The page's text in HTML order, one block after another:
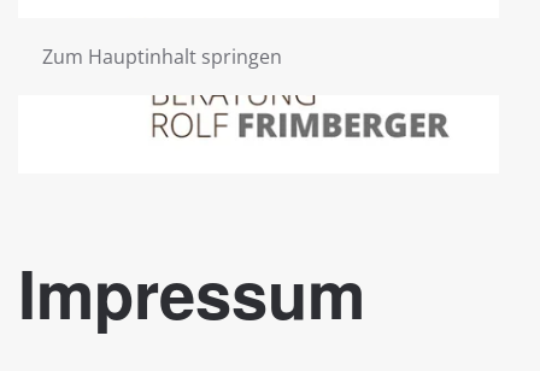
Zum Hauptinhalt springen
Impressum